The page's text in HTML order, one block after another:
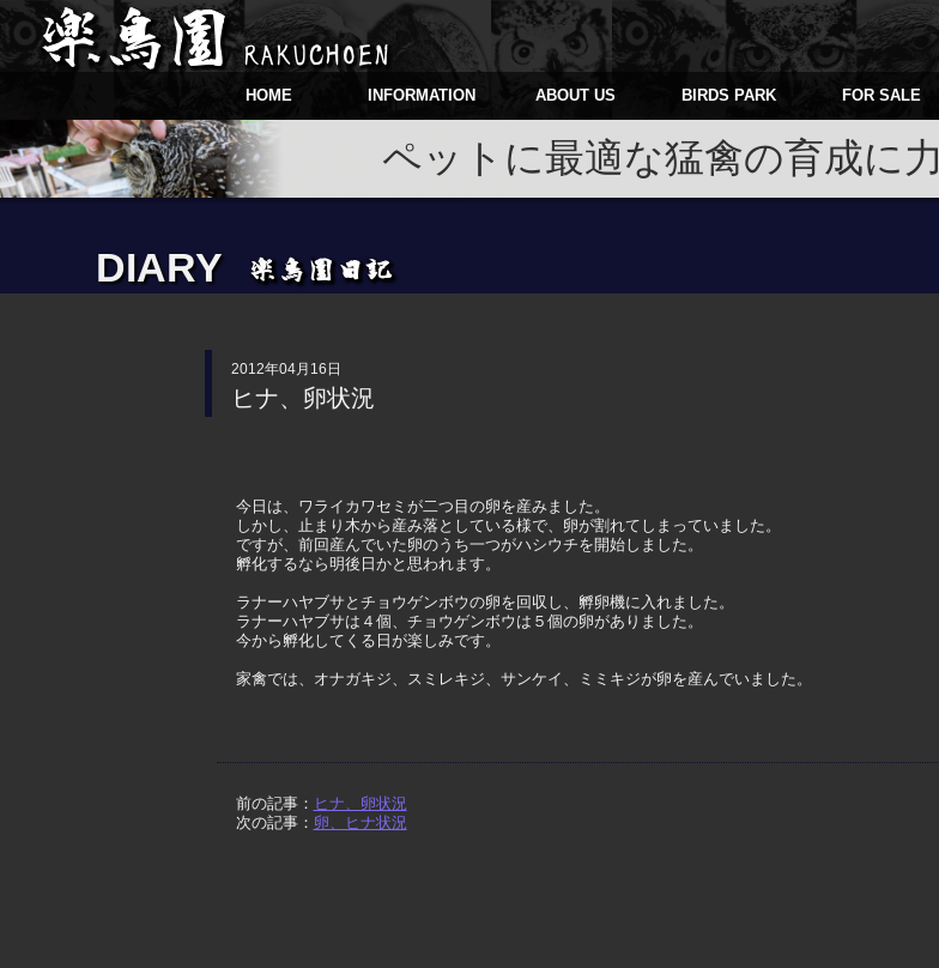
HOME INFORMATION ABOUT US BIRDS PARK FOR SALE
ペットに最適な猛禽の育成に
DIARY
2012年04月16日
ヒナ、卵状況
今日は、ワライカワセミが二つ目の卵を産みました。
しかし、止まり木から産み落としている様で、卵が割れてしまっていました。
ですが、前回産んでいた卵のうち一つがハシウチを開始しました。
孵化するなら明後日かと思われます。
ラナーハヤブサとチョウゲンボウの卵を回収し、孵卵機に入れました。
ラナーハヤブサは４個、チョウゲンボウは５個の卵がありました。
今から孵化してくる日が楽しみです。
家禽では、オナガキジ、スミレキジ、サンケイ、ミミキジが卵を産んでいました。
前の記事： ヒナ、卵状況
次の記事： 卵、ヒナ状況